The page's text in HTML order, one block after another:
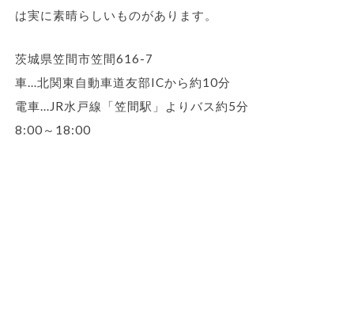
は実に素晴らしいものがあります。
茨城県笠間市笠間616-7
車…北関東自動車道友部ICから約10分
電車…JR水戸線「笠間駅」よりバス約5分
8:00～18:00